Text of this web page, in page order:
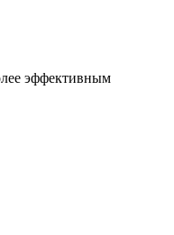
эффективным